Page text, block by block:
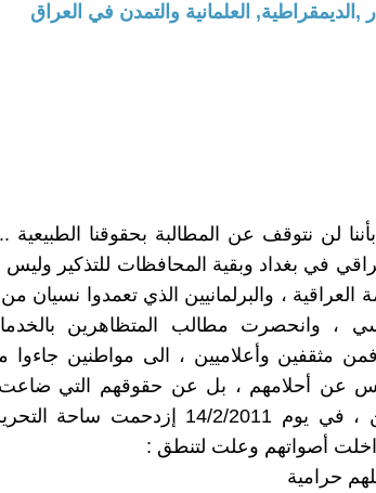
,الديمقراطية, العلمانية والتمدن في العراق
لن نتوقف عن المطالبة بحقوقنا
في بغداد وبقية المحافظات للتذكير وليس
العراقية ، والبرلمانيين الذي تعمدوا نسيان
، وانحصرت مطالب المتظاهرين
فمن مثقفين وأعلاميين ، الى مواطنين
عن أحلامهم ، بل عن حقوقهم التي ضاعت
والبرلمانيين ، في يوم 14/2/2011
أصواتهم وعلت لتنطق :
حرامية